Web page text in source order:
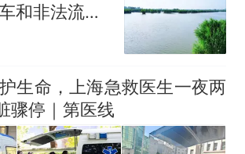
和非法流动
油非法经营
生命，上海急救医生一夜两
骤停｜第医线